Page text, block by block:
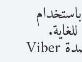
بمجرد حصولك على أرصدة Viber